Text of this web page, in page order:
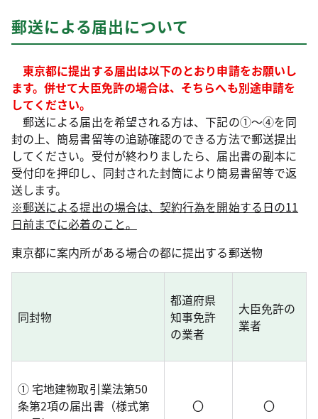
郵送による届出について
東京都に提出する届出は以下のとおり申請をお願いし
ます。併せて大臣免許の場合は、そちらへも別途申請を
してください。
郵送による届出を希望される方は、下記の①～④を同
封の上、簡易書留等の追跡確認のできる方法で郵送提出
してください。受付が終わりましたら、届出書の副本に
受付印を押印し、同封された封筒により簡易書留等で返
送します。
※郵送による提出の場合は、契約行為を開始する日の11
日前までに必着のこと。
東京都に案内所がある場合の都に提出する郵送物
同封物
都道府県
知事免許
の業者
大臣免許の
業者
① 宅地建物取引業法第50
条第2項の届出書（様式第
〇 〇